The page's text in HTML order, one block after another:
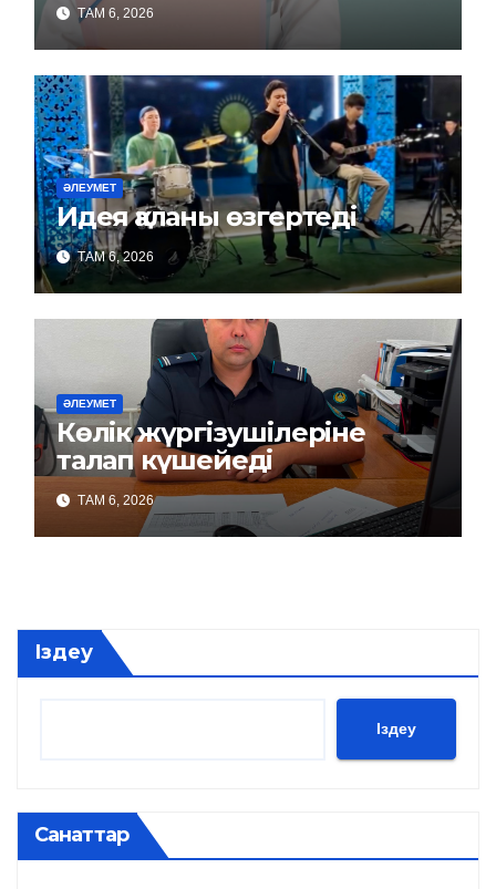
ТАМ 6, 2026
ӘЛЕУМЕТ
Идея қаланы өзгертеді
ТАМ 6, 2026
ӘЛЕУМЕТ
Көлік жүргізушілеріне
талап күшейеді
ТАМ 6, 2026
Іздеу
Іздеу
Санаттар